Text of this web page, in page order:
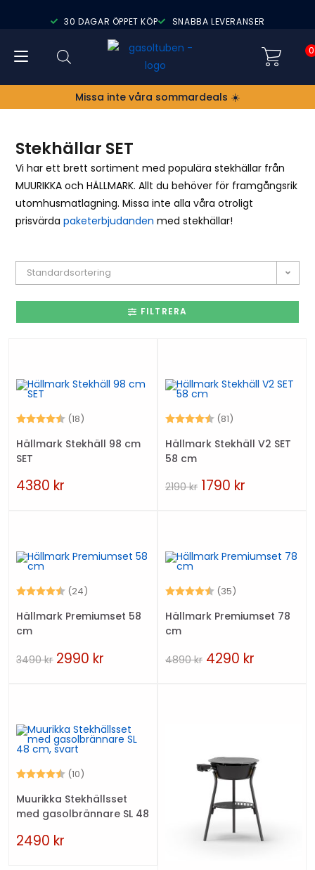
30 DAGAR ÖPPET KÖP SNABBA LEVERANSER
0
Missa inte våra sommardeals ☀️
Stekhällar SET
Vi har ett brett sortiment med populära stekhällar från
MUURIKKA och HÄLLMARK. Allt du behöver för framgångsrik
utomhusmatlagning. Missa inte alla våra otroligt
prisvärdapaketerbjudanden med stekhällar!
Standardsortering
FILTRERA
Betyg: (18)
4.5 utav 5 stjärnor
Hällmark Stekhäll 98 cm
SET
4380 kr
Betyg: (81)
Hällmark Stekhäll V2 SET
58 cm
2190kr 1790 kr
Betyg: (24)
4.2 utav 5 stjärnor
Hällmark Premiumset 58
cm
3490kr 2990 kr
Betyg: (35)
Hällmark Premiumset 78
cm
4890kr 4290 kr
Betyg: (10)
Muurikka Stekhällsset
med gasolbrännare SL 48
2490 kr